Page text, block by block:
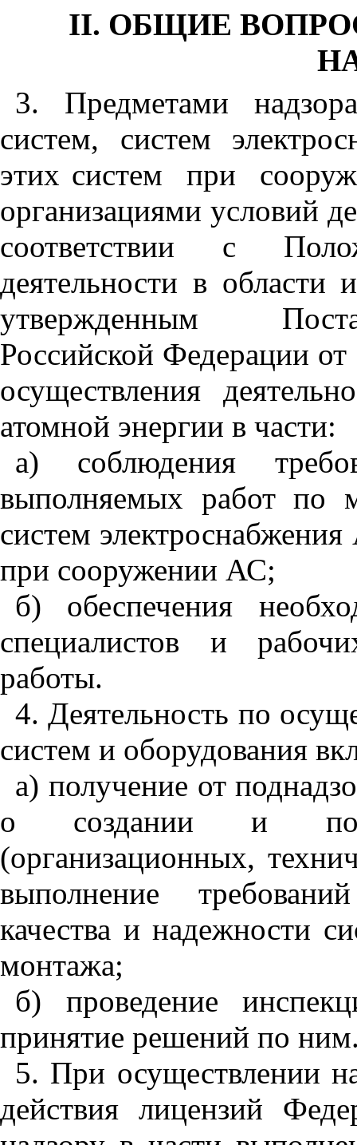
II. ОБЩИЕ
3. Предметами
систем, систем
этих систем
при
организациями условий
соответствии с
деятельности в области
утвержденным
Российской Федерации
осуществления
атомной энергии в части:
а) соблюдения
выполняемых работ по
систем
при сооружении АС;
б) обеспечения
специалистов и
работы.
4. Деятельность по
систем и оборудования
а) получение от
о создании и
(организационных,
выполнение
качества и надежности
монтажа;
б) проведение
принятие решений по
5. При осуществлении
действия лицензий